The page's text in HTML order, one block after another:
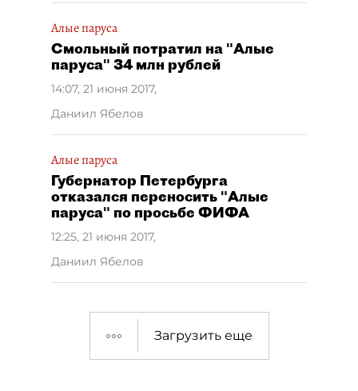
Алые паруса
Смольный потратил на "Алые
паруса" 34 млн рублей
14:07, 21 июня 2017,
Даниил Ябелов
Алые паруса
Губернатор Петербурга
отказался переносить "Алые
паруса" по просьбе ФИФА
12:25, 21 июня 2017,
Даниил Ябелов
Загрузить еще